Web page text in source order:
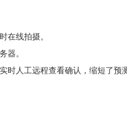
在线拍摄。
器。
人工远程查看确认，缩短了预